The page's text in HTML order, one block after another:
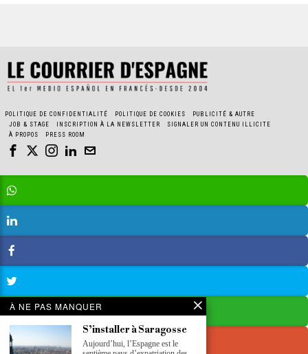
POLITIQUE DE CONFIDENTIALITÉ POLITIQUE DE COOKIES
PUBLICITÉ & AUTRE
JOB & STAGE
INSCRIPTION À LA NEWSLETTER
SIGNALER UN CONTENU ILLICITE
À PROPOS
PRESS ROOM
À NE PAS MANQUER
S’installer à Saragosse
Aujourd’hui, l’Espagne est le